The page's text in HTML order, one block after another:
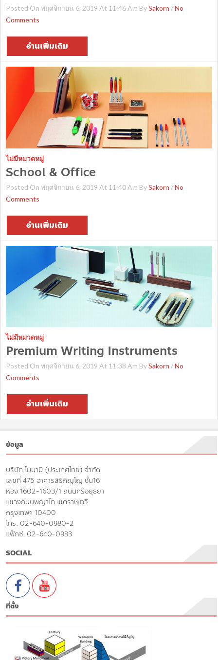
Posted On พฤศจิกายน 6, 2019 At 11:46 Am BySakorn /No
Comments
อ่านเพิ่มเติม
ไม่มีหมวดหมู่
School & Office
Posted On พฤศจิกายน 6, 2019 At 11:40 Am BySakorn /No
Comments
อ่านเพิ่มเติม
ไม่มีหมวดหมู่
Premium Writing Instruments
Posted On พฤศจิกายน 6, 2019 At 11:38 Am BySakorn /No
Comments
อ่านเพิ่มเติม
ข้อมูล
บริษัท โมนามิ (ประเทศไทย) จำกัด
เลขที่ 475 อาคารสิริภิญโญ ชั้น16
ห้อง 1602-1603/1 ถนนศรีอยุธยา
แขวงถนนพญาไท เขตราชเทวี
กรุงเทพฯ 10400
โทร. 02-640-0980-2
แฟ๊กซ์. 02-640-0983
SOCIAL
ที่ตั้ง